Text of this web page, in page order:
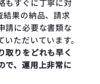
もすぐに丁寧に対
結果の納品、請求
請に必要な書類な
ただいています。
取りをどれも早く
で、運用上非常に